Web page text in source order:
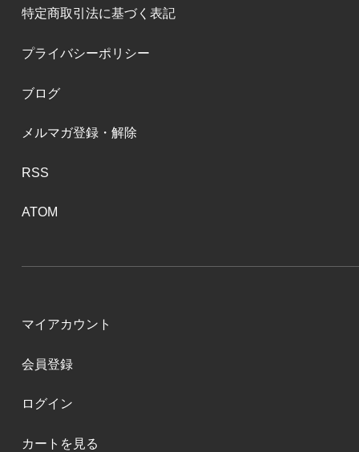
特定商取引法に基づく表記
プライバシーポリシー
ブログ
メルマガ登録・解除
RSS
ATOM
マイアカウント
会員登録
ログイン
カートを見る